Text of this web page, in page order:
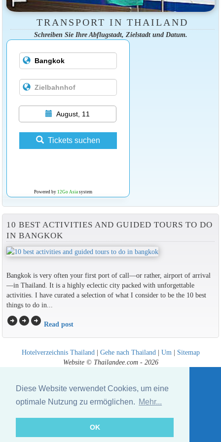
Diese Website verwendet Cookies, um eine
optimale Nutzung zu ermöglichen. Mehr...
OK
TRANSPORT IN THAILAND
Schreiben Sie Ihre Abflugstadt, Zielstadt und Datum.
August, 11
Tickets suchen
Powered by 12Go Asiasystem
10 BEST ACTIVITIES AND GUIDED TOURS TO DO
IN BANGKOK
Bangkok is very often your first port of call—or rather, airport of arrival
—in Thailand. It is a highly eclectic city packed with unforgettable
activities. I have curated a selection of what I consider to be the 10 best
things to do in...
arrow_circle_rightarrow_circle_rightarrow_circle_right Read post
Hotelverzeichnis Thailand | Gehe nach Thailand | Um | Sitemap
Website © Thailandee.com - 2026